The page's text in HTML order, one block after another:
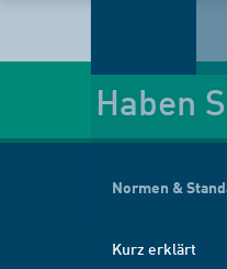
Haben
Normen &
Kurz erklärt